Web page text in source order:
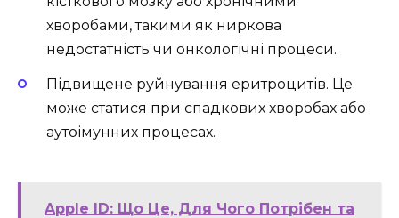
хворобами, такими як ниркова
недостатність чи онкологічні процеси.
Підвищене руйнування еритроцитів. Це
може статися при спадкових хворобах або
аутоімунних процесах.
Apple ID: Що Це, Для Чого Потрібен та